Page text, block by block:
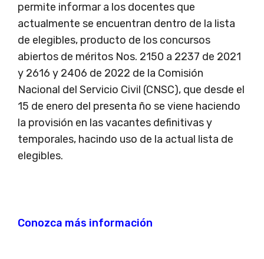
permite informar a los docentes que
actualmente se encuentran dentro de la lista
de elegibles, producto de los concursos
abiertos de méritos Nos. 2150 a 2237 de 2021
y 2616 y 2406 de 2022 de la Comisión
Nacional del Servicio Civil (CNSC), que desde el
15 de enero del presenta ño se viene haciendo
la provisión en las vacantes definitivas y
temporales, hacindo uso de la actual lista de
elegibles.
Conozca más información